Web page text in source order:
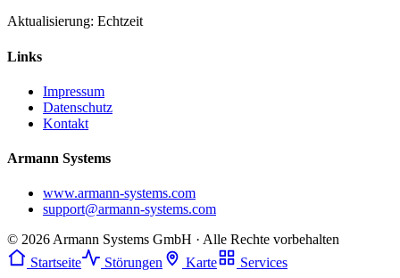
Aktualisierung: Echtzeit
Links
Impressum
Datenschutz
Kontakt
Armann Systems
www.armann-systems.com
support@armann-systems.com
© 2026 Armann Systems GmbH · Alle Rechte vorbehalten
Startseite
Störungen Karte Services